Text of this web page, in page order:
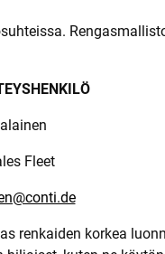
Fleet
renkaiden korkea